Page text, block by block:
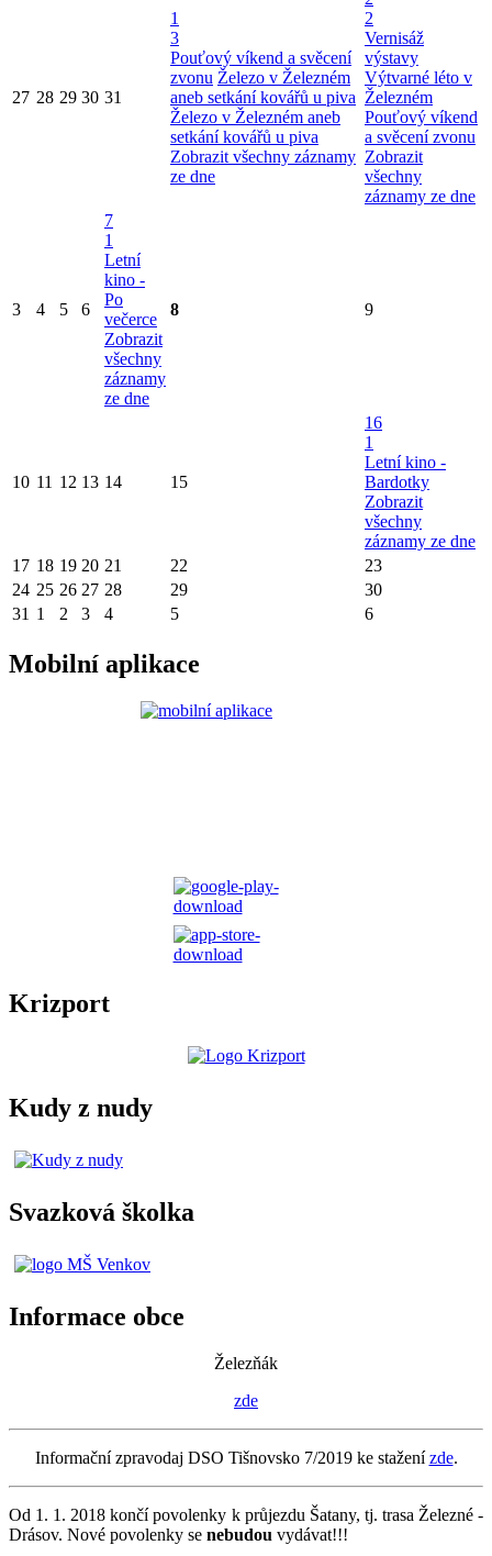
27 28 29 30 31
1
3
Pouťový víkend a svěcení
zvonu Železo v Železném
aneb setkání kovářů u piva
Železo v Železném aneb
setkání kovářů u piva
Zobrazit všechny záznamy
ze dne
2
Vernisáž
výstavy
Výtvarné léto v
Železném
Pouťový víkend
a svěcení zvonu
Zobrazit
všechny
záznamy ze dne
3 4 5 6
7
1
Letní
kino -
Po
večerce
Zobrazit
všechny
záznamy
ze dne
8 9
10 11 12 13 14 15
16
1
Letní kino -
Bardotky
Zobrazit
všechny
záznamy ze dne
17 18 19 20 21 22
23
24 25 26 27 28 29
30
31 1 2 3 4 5 6
Mobilní aplikace
Krizport
Kudy z nudy
Svazková školka
Informace obce
Železňák
zde
Informační zpravodaj DSO Tišnovsko 7/2019 ke staženízde.
Od 1. 1. 2018 končí povolenky k průjezdu Šatany, tj. trasa Železné -
Drásov. Nové povolenky se nebudou vydávat!!!